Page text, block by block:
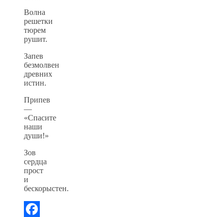
Волна
решетки
тюрем
рушит.
Запев
безмолвен
древних
истин.
Припев
—
«Спасите
наши
души!»
Зов
сердца
прост
и
бескорыстен.